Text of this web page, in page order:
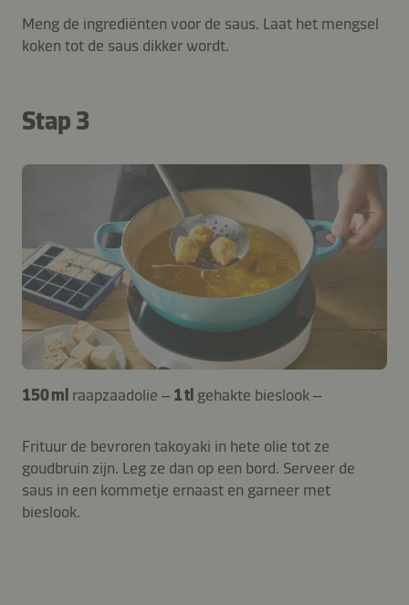
Meng de ingrediënten voor de saus. Laat het mengsel
koken tot de saus dikker wordt.
Stap 3
150 ml raapzaadolie – 1 tl gehakte bieslook –
Frituur de bevroren takoyaki in hete olie tot ze
goudbruin zijn. Leg ze dan op een bord. Serveer de
saus in een kommetje ernaast en garneer met
bieslook.